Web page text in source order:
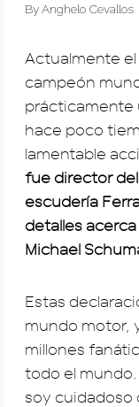
ByAnghelo Cevallos
Actualmente
campeón
prácticamente
hace poco
lamentable
fue director
escudería
detalles
Michael
Estas
mundo motor,
millones
todo el
soy cuidadoso